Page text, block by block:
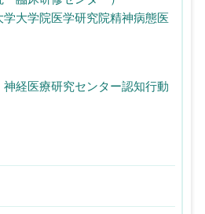
学大学院医学研究院精神病態医
経医療研究センター認知行動